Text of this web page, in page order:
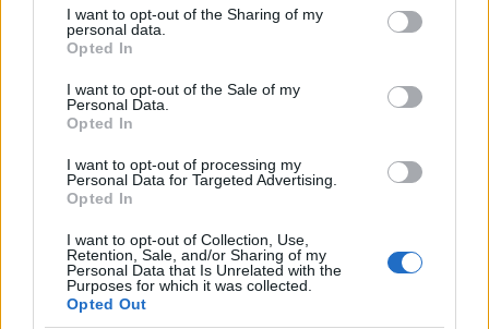
not limited to your visit or usage behaviour. You may click to
grant or deny consent to Google and its third-party tags to
use your data for below specified purposes in below Google
consent section.
I want to opt-out of the Sharing of my
personal data.
Opted In
I want to opt-out of the Sale of my
Personal Data.
Opted In
I want to opt-out of processing my
Personal Data for Targeted Advertising.
Opted In
I want to opt-out of Collection, Use,
Retention, Sale, and/or Sharing of my
Personal Data that Is Unrelated with the
Purposes for which it was collected.
Opted Out
ha mondjuk egy láthatóan cseppfertőző egyén hosszasan
utazgat, de...
Gyalogoltam én már aug. 20-i negyven fokban is, és februári
nem mondom, hogy nem estem majdnem össze, de
megoldottam. Még élek.
(Mondjuk az is igaz, hogy tőlünk másfél sarokra van egy
patika, aminek van egy utcára néző gyógyszerautomatája,
ami elvileg ügyeletként is működik, viszont nem működik.
Három éve, amióta ott lakom, biztosan nem. Pedig kiváló
ötlet (lenne), és a kerületi ügyelettől is öt perc sétára van,
nem huszonötre, mint a Teréz körúti patika.)
CsakMintTe